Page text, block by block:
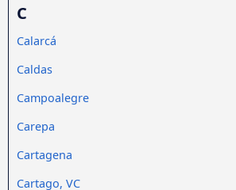
C
Calarcá
Caldas
Campoalegre
Carepa
Cartagena
Cartago, VC